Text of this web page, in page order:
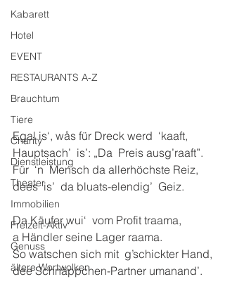
Kabarett
Hotel
EVENT
RESTAURANTS A-Z
Brauchtum
Tiere
Charity
Dienstleistung
Theater
Immobilien
Freizeit-Aktiv
Genuss
ältere Wortwolken
Egal is‘, wås für Dreck werd  ‘kaaft,
Hauptsach’  is’: „Da  Preis ausg’raaft”.
Für  ‘n  Mensch da allerhöchste Reiz,
dees  is’  da bluats-elendig’  Geiz.
Da Käufer wui‘  vom Profit traama,
a Händler seine Lager raama.
So watschen sich mit  g’schickter Hand,
dee Schnäppchen-Partner umanand’.